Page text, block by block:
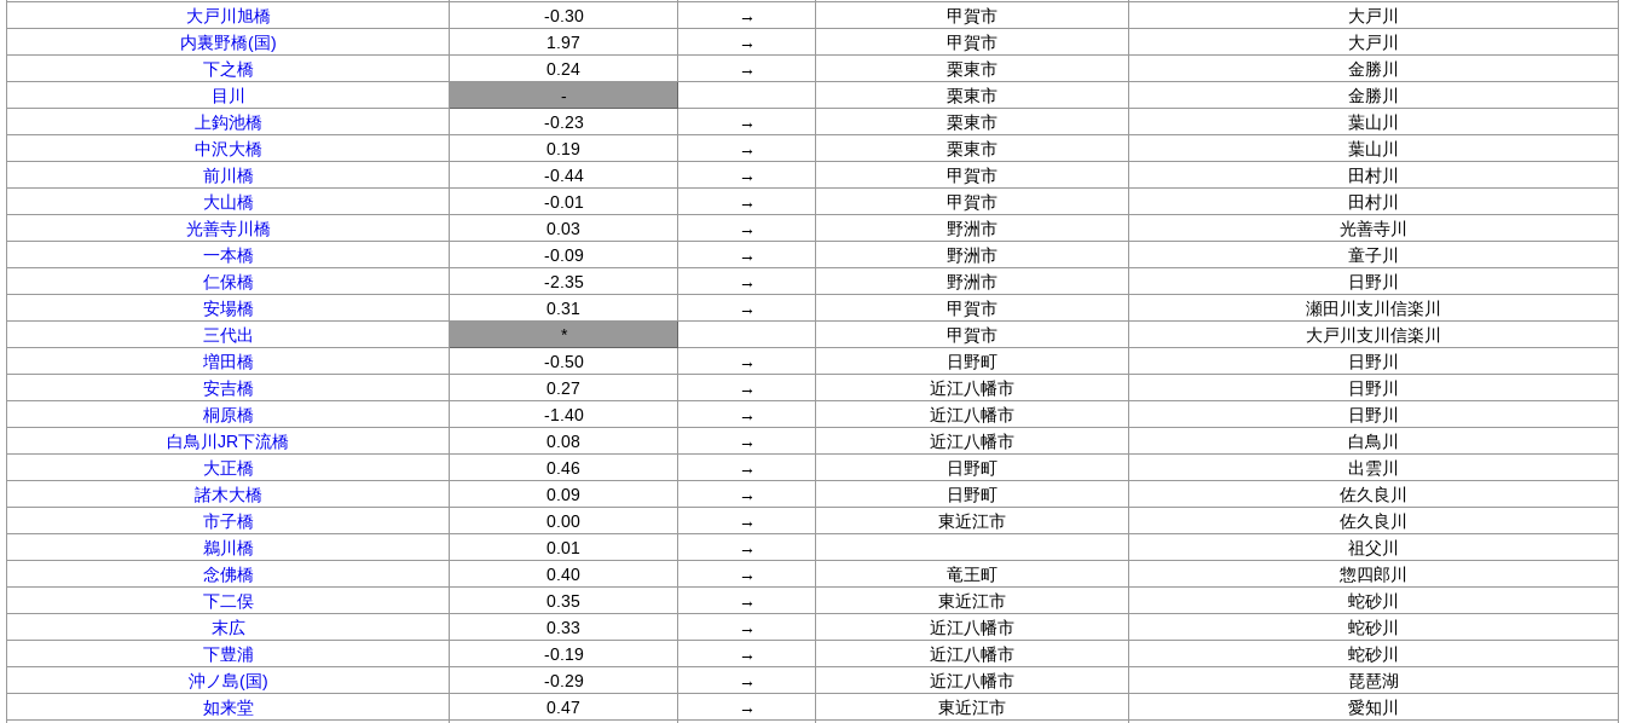
大戸川旭橋
-0.30 → 甲賀市
大戸川
内裏野橋(国)
1.97 → 甲賀市
大戸川
下之橋
0.24 → 栗東市
金勝川
目川
- 栗東市
金勝川
上鈎池橋
-0.23 → 栗東市
葉山川
中沢大橋
0.19 → 栗東市
葉山川
前川橋
-0.44 → 甲賀市
田村川
大山橋
-0.01 → 甲賀市
田村川
光善寺川橋
0.03 → 野洲市
光善寺川
一本橋
-0.09 → 野洲市
童子川
仁保橋
-2.35 → 野洲市
日野川
安場橋
0.31 → 甲賀市
瀬田川支川信楽川
三代出
* 甲賀市
大戸川支川信楽川
増田橋
-0.50 → 日野町
日野川
安吉橋
0.27 → 近江八幡市
日野川
桐原橋
-1.40 → 近江八幡市
日野川
白鳥川JR下流橋
0.08 → 近江八幡市
白鳥川
大正橋
0.46 → 日野町
出雲川
諸木大橋
0.09 → 日野町
佐久良川
市子橋
0.00 → 東近江市
佐久良川
鵜川橋
0.01 →
祖父川
念佛橋
0.40 → 竜王町
惣四郎川
下二俣
0.35 → 東近江市
蛇砂川
末広
0.33 → 近江八幡市
蛇砂川
下豊浦
-0.19 → 近江八幡市
蛇砂川
沖ノ島(国)
-0.29 → 近江八幡市
琵琶湖
如来堂
0.47 → 東近江市
愛知川